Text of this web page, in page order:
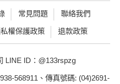
常見問題 聯絡我們
權保護政策 退款政策
LINE ID：@133rspzg
568911、傳真號碼: (04)2691-